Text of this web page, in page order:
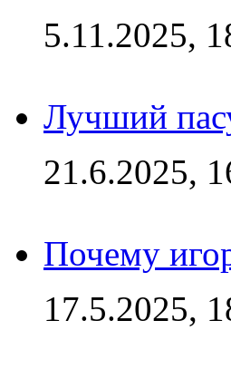
5.11.2025,
Лучший
21.6.2025,
Почему
17.5.2025,